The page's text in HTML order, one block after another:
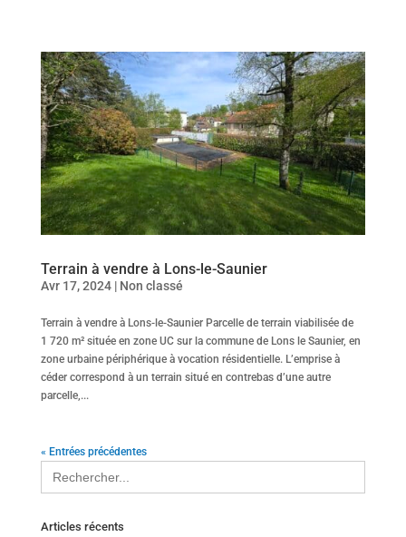
Terrain à vendre à Lons-le-Saunier
Avr 17, 2024| Non classé
Terrain à vendre à Lons-le-Saunier Parcelle de terrain viabilisée de
1 720 m² située en zone UC sur la commune de Lons le Saunier, en
zone urbaine périphérique à vocation résidentielle. L’emprise à
céder correspond à un terrain situé en contrebas d’une autre
parcelle,...
« Entrées précédentes
Search
for:
Articles récents